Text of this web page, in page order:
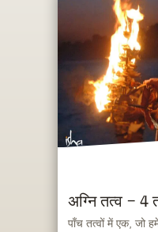
अग्नि तत्व – 4
पाँच तत्वों में एक, जो